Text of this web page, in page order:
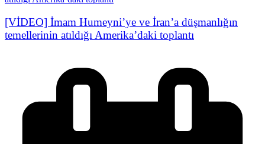
[VİDEO] İmam Humeyni’ye ve İran’a düşmanlığın
temellerinin atıldığı Amerika’daki toplantı